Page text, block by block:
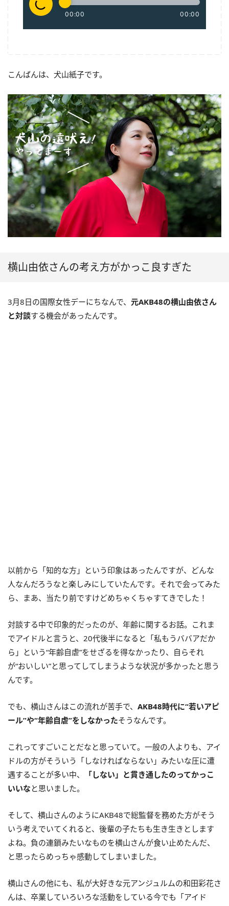
こんばんは、犬山紙子です。
横山由依さんの考え方がかっこ良すぎた
3月8日の国際女性デーにちなんで、 元AKB48の横山由依さん
と対談する機会があったんです。
以前から「知的な方」という印象はあったんですが、どんな
人なんだろうなと楽しみにしていたんです。それで会ってみた
ら、まあ、当たり前ですけどめちゃくちゃすてきでした！
対談する中で印象的だったのが、年齢に関するお話。これま
でアイドルと言うと、20代後半になると「私もうババアだか
ら」という“年齢自虐”をせざるを得なかったり、自らそれ
が“おいしい”と思ってしてしまうような状況が多かったと思う
んです。
でも、横山さんはこの流れが苦手で、 AKB48時代に“若いアピ
ール”や“年齢自虐”をしなかったそうなんです。
これってすごいことだなと思っていて。一般の人よりも、アイ
ドルの方がそういう「しなければならない」みたいな圧に遭
遇することが多い中、
「しない」と貫き通したのってかっこ
いいな と思いました。
そして、横山さんのようにAKB48で総監督を務めた方がそう
いう考えでいてくれると、後輩の子たちも生き生きとします
よね。負の連鎖みたいなものを横山さんが食い止めたんだ、
と思ったらめっちゃ感動してしまいました。
横山さんの他にも、私が大好きな元アンジュルムの和田彩花さ
んは、卒業していろいろな活動をしている今でも「アイド